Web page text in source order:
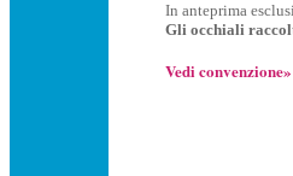
In anteprima
Gli occhiali
Vedi convenzione»